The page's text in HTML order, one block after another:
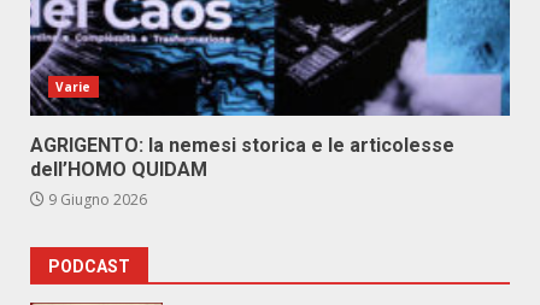
Varie
AGRIGENTO: la nemesi storica e le articolesse
dell’HOMO QUIDAM
9 Giugno 2026
PODCAST